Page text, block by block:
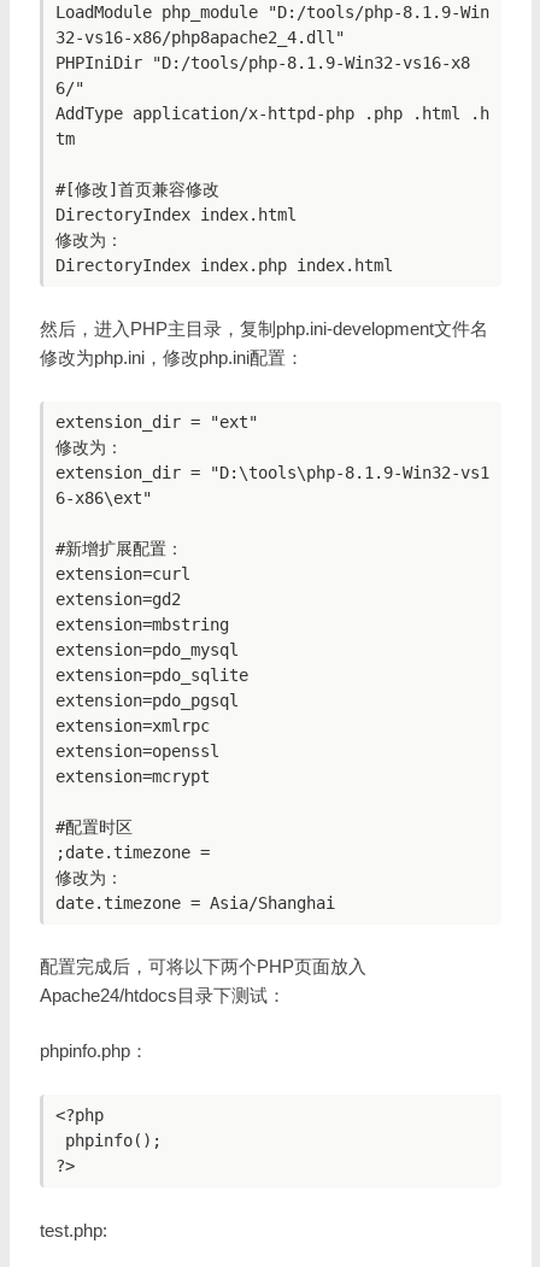
LoadModule php_module "D:/tools/php-8.1.9-Win
32-vs16-x86/php8apache2_4.dll"
PHPIniDir "D:/tools/php-8.1.9-Win32-vs16-x8
6/"
AddType application/x-httpd-php .php .html .h
tm
#[修改]首页兼容修改
DirectoryIndex index.html
修改为：
然后，进入PHP主目录，复制php.ini-development文件名
修改为php.ini，修改php.ini配置：
extension_dir = "ext"
修改为：
extension_dir = "D:\tools\php-8.1.9-Win32-vs1
6-x86\ext"
#新增扩展配置：
extension=curl
extension=gd2
extension=mbstring
extension=pdo_mysql
extension=pdo_sqlite
extension=pdo_pgsql
extension=xmlrpc
extension=openssl
extension=mcrypt
#配置时区
;date.timezone =
修改为：
配置完成后，可将以下两个PHP页面放入
Apache24/htdocs目录下测试：
phpinfo.php：
<?php
test.php: